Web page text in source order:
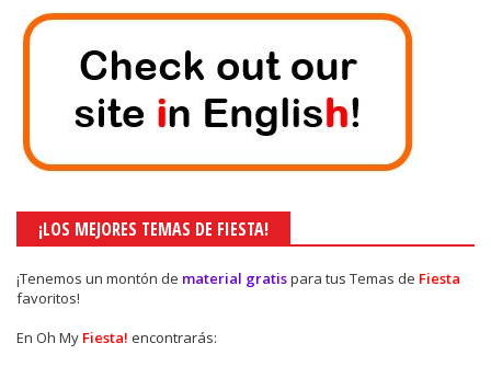
¡LOS MEJORES TEMAS DE FIESTA!
¡Tenemos un montón de material gratispara tus Temas de Fiesta
favoritos!
En Oh My Fiesta! encontrarás: